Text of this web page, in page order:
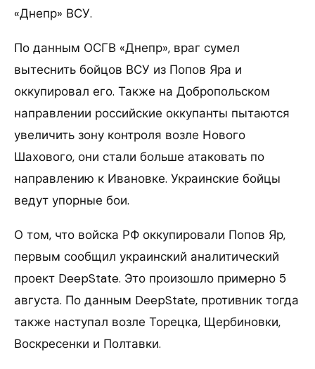
«Днепр» ВСУ.
По данным ОСГВ «Днепр», враг сумел
вытеснить бойцов ВСУ из Попов Яра и
оккупировал его. Также на Добропольском
направлении российские оккупанты пытаются
увеличить зону контроля возле Нового
Шахового, они стали больше атаковать по
направлению к Ивановке. Украинские бойцы
ведут упорные бои.
О том, что войска РФ оккупировали Попов Яр,
первым сообщил украинский аналитический
проект DeepState. Это произошло примерно 5
августа. По данным DeepState, противник тогда
также наступал возле Торецка, Щербиновки,
Воскресенки и Полтавки.